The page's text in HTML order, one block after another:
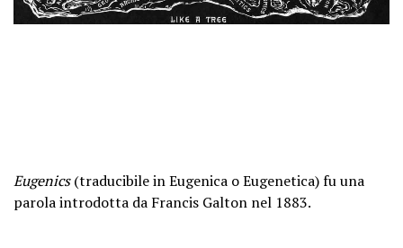
Eugenics(traducibile in Eugenica o Eugenetica) fu una
parola introdotta da Francis Galton nel 1883.